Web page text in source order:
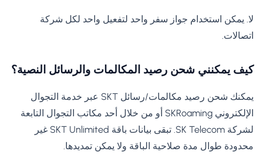
لا. يمكن استخدام جواز سفر واحد لتفعيل واحد لكل شركة
اتصالات.
كيف يمكنني شحن رصيد المكالمات والرسائل النصية؟
يمكنك شحن رصيد مكالمات/رسائل SKT عبر خدمة التجوال
الإلكتروني SKRoaming أو من خلال أحد مكاتب التجوال التابعة
لشركة SK Telecom. تبقى بيانات باقة SKT Unlimited غير
محدودة طوال مدة صلاحية الباقة ولا يمكن تمديدها.